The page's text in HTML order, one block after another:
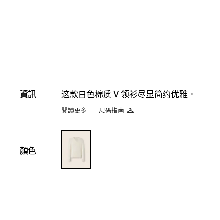
資訊 这款白色棉质 V 领衫尽显简约优雅。
閱讀更多 尺碼指南
顏色